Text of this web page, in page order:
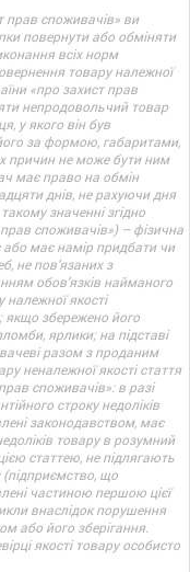
прав споживачів» ви
повернути або обміняти
всіх норм
товару належної
«про захист прав
непродовольчий товар
у якого він був
за формою, габаритами,
причин не може бути ним
має право на обмін
днів, не рахуючи дня
значенні згідно
споживачів») – фізична
або має намір придбати чи
не пов’язаних з
обов’язків найманого
якості
якщо збережено його
ярлики; на підставі
разом з проданим
неналежної якості стаття
споживачів»: в разі
строку недоліків
законодавством, має
товару в розумний
статтею, не підлягають
що
частиною першою цієї
внаслідок порушення
або його зберігання.
якості товару особисто